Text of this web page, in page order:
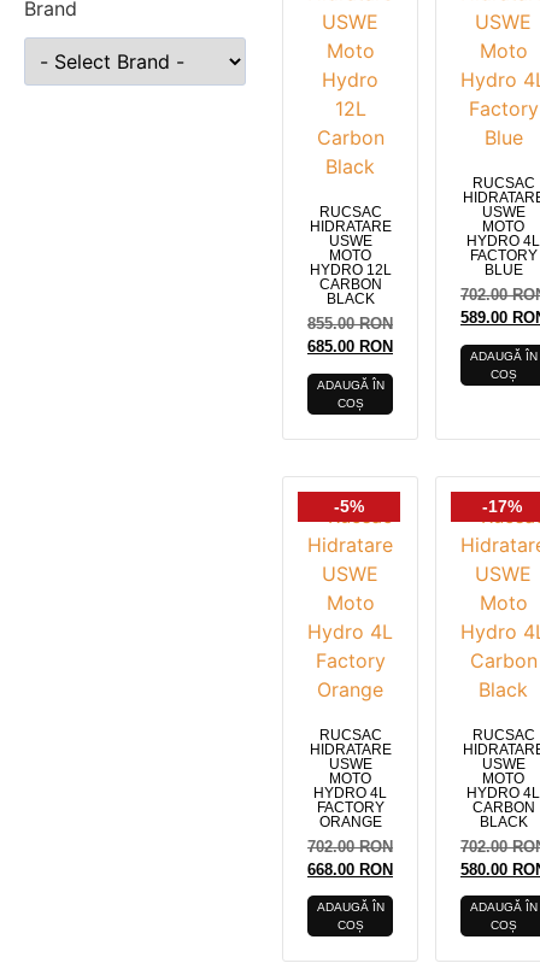
Brand
RUCSAC
HIDRATARE
USWE
MOTO
HYDRO 12L
CARBON
BLACK
855.00RON
685.00 RON
ADAUGĂ ÎN
COȘ
RUCSAC
USWE
MOTO
HYDRO 4L
FACTORY
BLUE
702.00
589.00
ADAUGĂ ÎN
COȘ
-5%
RUCSAC
HIDRATARE
USWE
MOTO
HYDRO 4L
FACTORY
ORANGE
702.00RON
668.00 RON
ADAUGĂ ÎN
COȘ
-17%
RUCSAC
USWE
MOTO
HYDRO 4L
CARBON
BLACK
702.00
580.00
ADAUGĂ ÎN
COȘ